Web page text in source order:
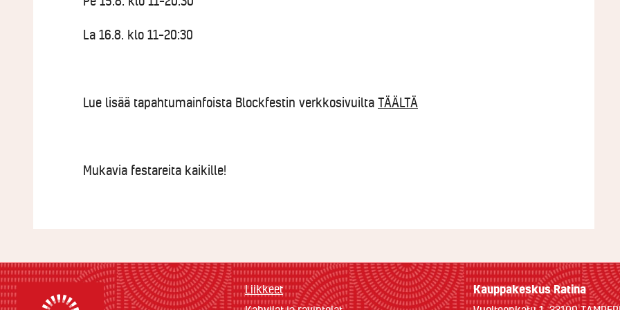
La 16.8. klo 11–20:30
Lue lisää tapahtumainfoista Blockfestin verkkosivuilta TÄÄLTÄ
Mukavia festareita kaikille!
Liikkeet
Kauppakeskus Ratina